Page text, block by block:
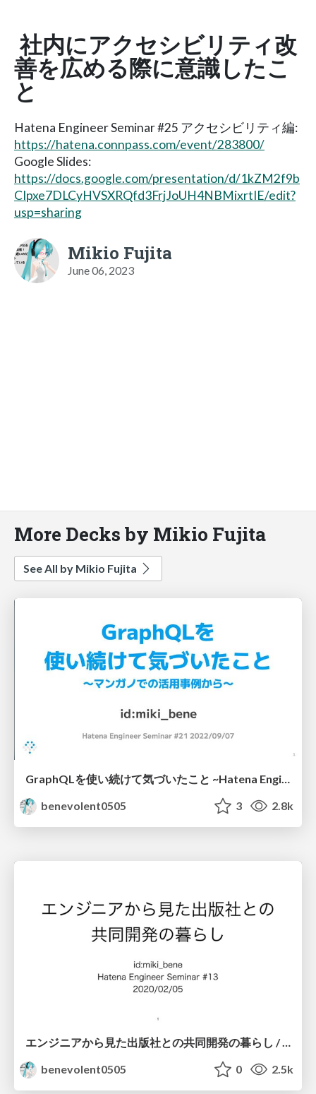
社内にアクセシビリティ改
善を広める際に意識したこ
と
Hatena Engineer Seminar #25 アクセシビリティ編:
https://hatena.connpass.com/event/283800/
Google Slides:
https://docs.google.com/presentation/d/1kZM2f9b
CIpxe7DLCyHVSXRQfd3FrjJoUH4NBMixrtIE/edit?
usp=sharing
Mikio Fujita
June 06, 2023
More Decks by Mikio Fujita
See All by Mikio Fujita
GraphQLを使い続けて気づいたこと ~Hatena Engineer Seminar #21~
benevolent0505
3 2.8k
benevolent0505
0 2.5k